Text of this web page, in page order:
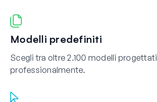
Modelli predefiniti
Scegli tra oltre 2.100 modelli progettati
professionalmente.